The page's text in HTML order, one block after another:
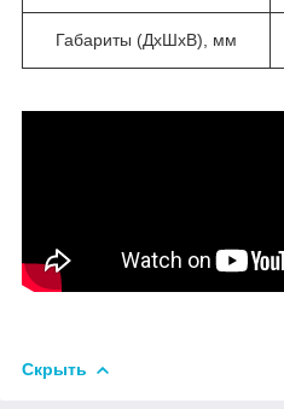
Габариты (ДхШхВ), мм
Скрыть